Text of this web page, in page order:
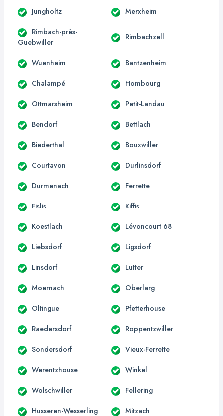
Jungholtz Merxheim
Rimbach-près-
Guebwiller
Rimbachzell
Wuenheim Bantzenheim
Chalampé Hombourg
Ottmarsheim Petit-Landau
Bendorf Bettlach
Biederthal Bouxwiller
Courtavon Durlinsdorf
Durmenach Ferrette
Fislis Kiffis
Koestlach Lévoncourt 68
Liebsdorf Ligsdorf
Linsdorf Lutter
Moernach Oberlarg
Oltingue Pfetterhouse
Raedersdorf Roppentzwiller
Sondersdorf Vieux-Ferrette
Werentzhouse Winkel
Wolschwiller Fellering
Husseren-Wesserling Mitzach